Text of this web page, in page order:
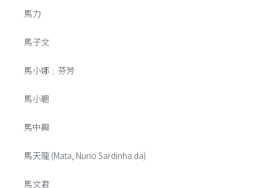
馬力
馬子文
馬小娜﹔芬芳
馬小聰
馬中興
馬天龍 (Mata, Nuno Sardinha da)
馬文君